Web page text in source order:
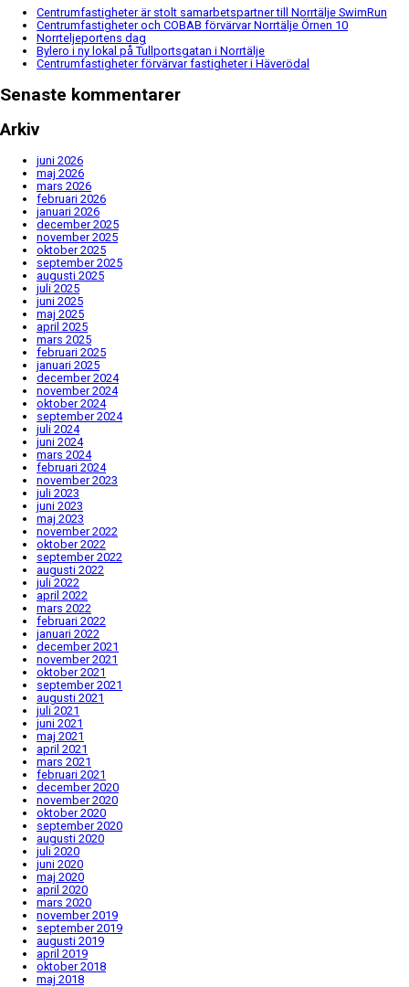
Centrumfastigheter är stolt samarbetspartner till Norrtälje SwimRun
Centrumfastigheter och COBAB förvärvar Norrtälje Örnen 10
Norrteljeportens dag
Bylero i ny lokal på Tullportsgatan i Norrtälje
Centrumfastigheter förvärvar fastigheter i Häverödal
Senaste kommentarer
Arkiv
juni 2026
maj 2026
mars 2026
februari 2026
januari 2026
december 2025
november 2025
oktober 2025
september 2025
augusti 2025
juli 2025
juni 2025
maj 2025
april 2025
mars 2025
februari 2025
januari 2025
december 2024
november 2024
oktober 2024
september 2024
juli 2024
juni 2024
mars 2024
februari 2024
november 2023
juli 2023
juni 2023
maj 2023
november 2022
oktober 2022
september 2022
augusti 2022
juli 2022
april 2022
mars 2022
februari 2022
januari 2022
december 2021
november 2021
oktober 2021
september 2021
augusti 2021
juli 2021
juni 2021
maj 2021
april 2021
mars 2021
februari 2021
december 2020
november 2020
oktober 2020
september 2020
augusti 2020
juli 2020
juni 2020
maj 2020
april 2020
mars 2020
november 2019
september 2019
augusti 2019
april 2019
oktober 2018
maj 2018